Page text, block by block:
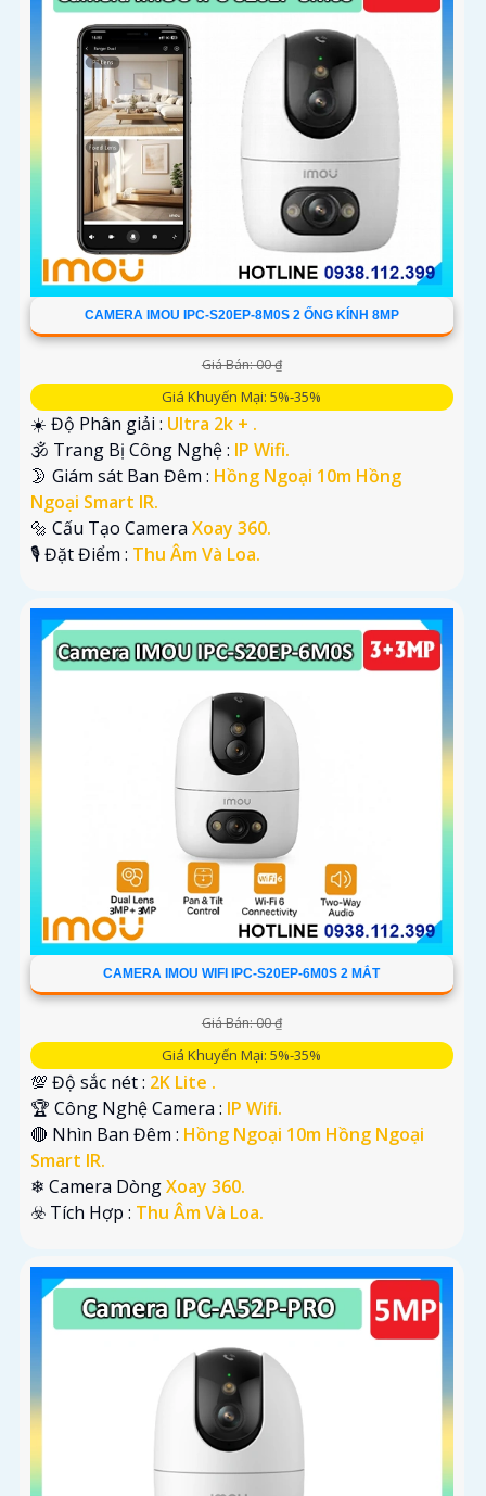
CAMERA IMOU IPC-S20EP-8M0S 2 ỐNG KÍNH 8MP
Giá Bán: 00 ₫
Giá Khuyến Mại: 5%-35%
☀️ Độ Phân giải : Ultra 2k + .
🕉️ Trang Bị Công Nghệ : IP Wifi.
🌛 Giám sát Ban Đêm : Hồng Ngoại 10m Hồng
Ngoại Smart IR.
🔩 Cấu Tạo Camera Xoay 360.
️🎙 Đặt Điểm : Thu Âm Và Loa.
CAMERA IMOU WIFI IPC-S20EP-6M0S 2 MẮT
Giá Bán: 00 ₫
Giá Khuyến Mại: 5%-35%
💯 Độ sắc nét : 2K Lite .
🏆 Công Nghệ Camera : IP Wifi.
🔴 Nhìn Ban Đêm : Hồng Ngoại 10m Hồng Ngoại
Smart IR.
❄ Camera DòngXoay 360.
️☣️ Tích Hợp : Thu Âm Và Loa.